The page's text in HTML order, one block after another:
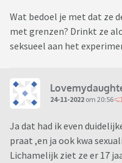
Wat bedoel je met dat ze
met grenzen? Drinkt ze
seksueel aan het
24-11-2022 om 20:56
Ja dat had ik even
praat ,en ja ook kwa
Lichamelijk ziet ze er 17